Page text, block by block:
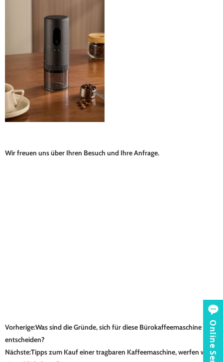
Wir freuen uns über Ihren Besuch und Ihre Anfrage.
Vorherige:Was sind die Gründe, sich für diese Bürokaffeemaschine zu
entscheiden?
Nächste:Tipps zum Kauf einer tragbaren Kaffeemaschine, werfen wir